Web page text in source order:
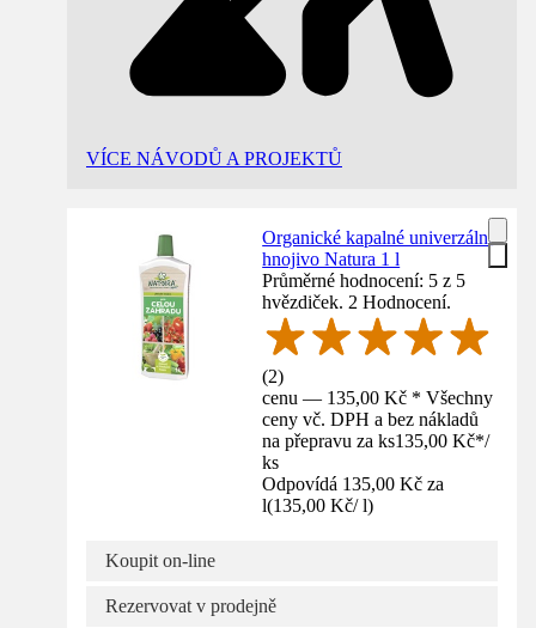
VÍCE NÁVODŮ A PROJEKTŮ
Organické kapalné univerzální
hnojivo Natura 1 l
Průměrné hodnocení: 5 z 5
hvězdiček. 2 Hodnocení.
(2)
cenu — 135,00 Kč * Všechny
ceny vč. DPH a bez nákladů
na přepravu za ks135,00 Kč*/
ks
Odpovídá 135,00 Kč za
l(135,00 Kč/ l)
Koupit on-line
Rezervovat v prodejně